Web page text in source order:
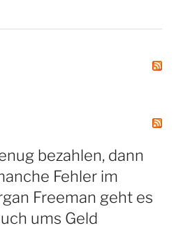
bezahlen, dann
Fehler im
Freeman geht es
ums Geld